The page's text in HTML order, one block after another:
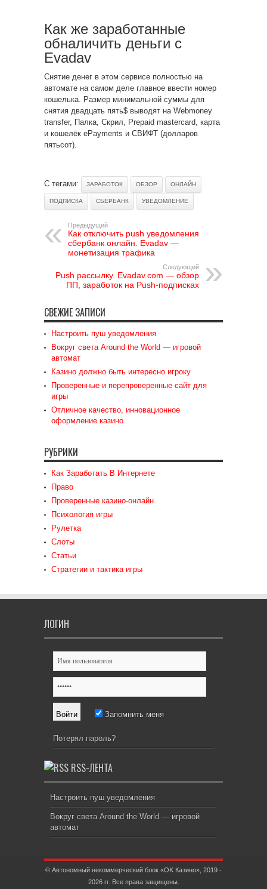
Как же заработанные
обналичить деньги с
Evadav
Снятие денег в этом сервисе полностью на
автомате на самом деле главное ввести номер
кошелька. Размер минимальной суммы для
снятия двадцать пять$ выводят на Webmoney
transfer, Палка, Скрил, Prepaid mastercard, карта
и кошелёк ePayments и СВИФТ (долларов
пятьсот).
С тегами: ЗАРАБОТОК ОБЗОР ОНЛАЙН
ПОДПИСКА СБЕРБАНК УВЕДОМЛЕНИЕ
Предыдущий
Как отключить push уведомления
сбербанк онлайн. Evadav —
монетизация трафика
Следующий
Push рассылку. Evadav.com — обзор
ПП, заработок на Push-подписках
СВЕЖИЕ ЗАПИСИ
Настроить пуш уведомления
Вокруг света Around the World — игровой
автомат
Казино должно быть интересно игроку
Проверенные и перепроверенные сайт для
игры
Отличное качество, инновационное
оформление казино
РУБРИКИ
Как Заработать В Интернете
Право
Проверенные казино-онлайн
Психология игры
Рулетка
Слоты
Статьи
Стратегии и тактика игры
ЛОГИН
Запомнить меня
Потерял пароль?
RSS-ЛЕНТА
Настроить пуш уведомления
Вокруг света Around the World — игровой
автомат
© Автономный некоммерческий блок «OK Казино», 2019 -
2026 гг. Все права защищены.